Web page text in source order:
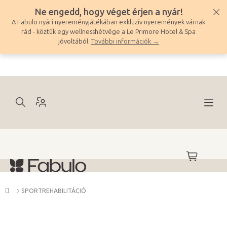
tartalomhoz
Ne engedd, hogy véget érjen a nyár!
A Fabulo nyári nyereményjátékában exkluzív nyeremények várnak
rád - köztük egy wellnesshétvége a Le Primore Hotel & Spa
jóvoltából. További információk →
KOSÁR
Kezdőlap
SPORTREHABILITÁCIÓ